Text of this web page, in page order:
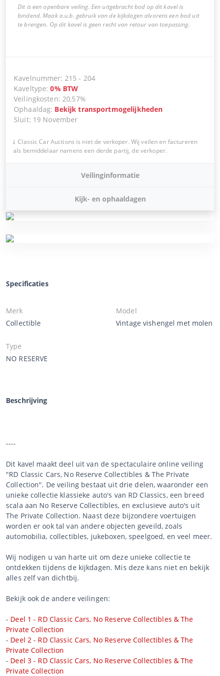
Dit is een openbare veiling. Een uitgebracht bod op dit kavel is
bindend. Maak a.u.b. gebruik van de kijkdagen alvorens een bod uit
te brengen. Op dit kavel is geen recht van retour van toepassing.
Kavelnummer: 215 - 204
Kaveltype:0% BTW
Veilingkosten:20,57%
Ophaaldag: Bekijk transportmogelijkheden
Sluit: 19 November
Classic Car Auctions is niet de verkoper. Wij veilen en factureren
als bemiddelaar namens een derde partij, de verkoper.
Veilinginformatie
Kijk- en ophaaldagen
Specificaties
Merk
Collectible
Model
Vintage vishengel met molen
Type
NO RESERVE
Beschrijving
----
Dit kavel maakt deel uit van de spectaculaire online veiling
"RD Classic Cars, No Reserve Collectibles & The Private
Collection". De veiling bestaat uit drie delen, waaronder een
unieke collectie klassieke auto's van RD Classics, een breed
scala aan No Reserve Collectibles, en exclusieve auto's uit
The Private Collection. Naast deze bijzondere voertuigen
worden er ook tal van andere objecten geveild, zoals
automobilia, collectibles, jukeboxen, speelgoed, en veel meer.
Wij nodigen u van harte uit om deze unieke collectie te
ontdekken tijdens de kijkdagen. Mis deze kans niet en bekijk
alles zelf van dichtbij.
Bekijk ook de andere veilingen:
- Deel 1 - RD Classic Cars, No Reserve Collectibles & The
Private Collection
- Deel 2 - RD Classic Cars, No Reserve Collectibles & The
Private Collection
- Deel 3 - RD Classic Cars, No Reserve Collectibles & The
Private Collection